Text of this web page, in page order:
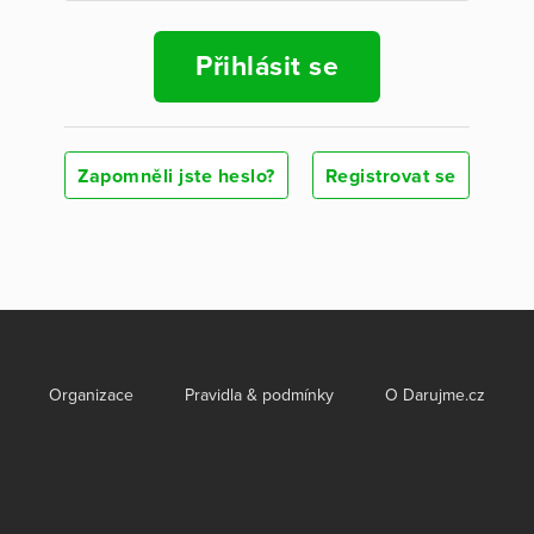
Přihlásit se
Zapomněli jste heslo? Registrovat se
Organizace Pravidla & podmínky O Darujme.cz